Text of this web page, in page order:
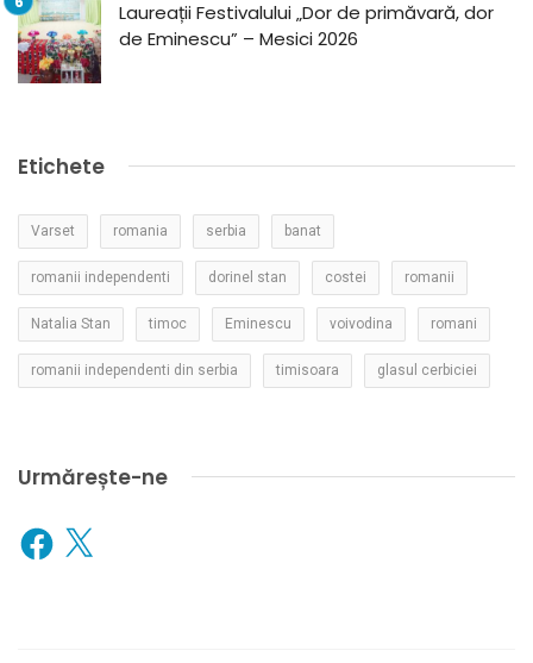
Laureații Festivalului „Dor de primăvară, dor
de Eminescu” – Mesici 2026
Etichete
Varset romania serbia banat
romanii independenti dorinel stan costei romanii
Natalia Stan timoc Eminescu voivodina romani
romanii independenti din serbia timisoara glasul cerbiciei
Urmărește-ne
Facebook
X